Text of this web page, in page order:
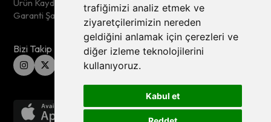
trafiğimizi analiz etmek ve
ziyaretçilerimizin nereden
geldiğini anlamak için çerezleri ve
diğer izleme teknolojilerini
kullanıyoruz.
Kabul et
Ürün Kaydet
Garanti Şartları
Bizi Takip Edin